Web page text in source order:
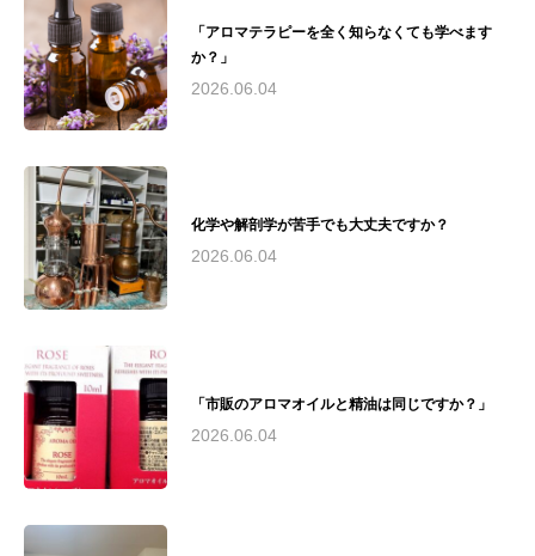
夏〜予定）理念： "アロマテラピーを通じて、
人々の心と身体の健康と美しさを引き出し、
Quality of Life（生活の質）の向上に貢献する"と
く活躍。その経験と知識を活かし、心と体の健
康づくりに貢献しています。
「アロマテラピーを全く知らなくても学べます
か？」
2026.06.04
化学や解剖学が苦手でも大丈夫ですか？
2026.06.04
「市販のアロマオイルと精油は同じですか？」
2026.06.04